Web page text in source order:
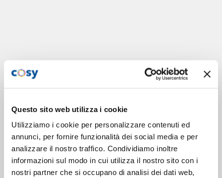
Questo sito web utilizza i cookie
Utilizziamo i cookie per personalizzare contenuti ed
annunci, per fornire funzionalità dei social media e per
analizzare il nostro traffico. Condividiamo inoltre
informazioni sul modo in cui utilizza il nostro sito con i
nostri partner che si occupano di analisi dei dati web,